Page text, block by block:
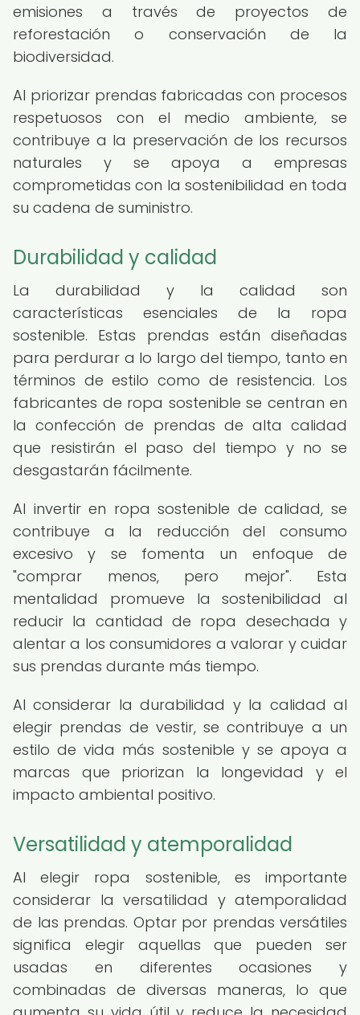
emisiones a través de proyectos de
reforestación o conservación de la
biodiversidad.
Al priorizar prendas fabricadas con procesos
respetuosos con el medio ambiente, se
contribuye a la preservación de los recursos
naturales y se apoya a empresas
comprometidas con la sostenibilidad en toda
su cadena de suministro.
Durabilidad y calidad
La durabilidad y la calidad son
características esenciales de la ropa
sostenible. Estas prendas están diseñadas
para perdurar a lo largo del tiempo, tanto en
términos de estilo como de resistencia. Los
fabricantes de ropa sostenible se centran en
la confección de prendas de alta calidad
que resistirán el paso del tiempo y no se
desgastarán fácilmente.
Al invertir en ropa sostenible de calidad, se
contribuye a la reducción del consumo
excesivo y se fomenta un enfoque de
"comprar menos, pero mejor". Esta
mentalidad promueve la sostenibilidad al
reducir la cantidad de ropa desechada y
alentar a los consumidores a valorar y cuidar
sus prendas durante más tiempo.
Al considerar la durabilidad y la calidad al
elegir prendas de vestir, se contribuye a un
estilo de vida más sostenible y se apoya a
marcas que priorizan la longevidad y el
impacto ambiental positivo.
Versatilidad y atemporalidad
Al elegir ropa sostenible, es importante
considerar la versatilidad y atemporalidad
de las prendas. Optar por prendas versátiles
significa elegir aquellas que pueden ser
usadas en diferentes ocasiones y
combinadas de diversas maneras, lo que